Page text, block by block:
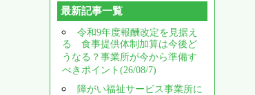
最新記事一覧
令和9年度報酬改定を見据え
る 食事提供体制加算は今後ど
うなる？事業所が今から準備す
べきポイント(26/08/7)
障がい福祉サービス事業所に